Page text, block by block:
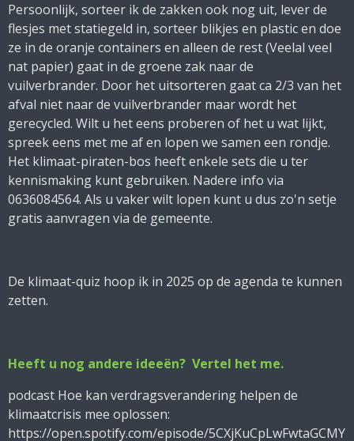
Persoonlijk, sorteer ik de zakken ook nog uit, lever de
flesjes met statiegeld in, sorteer blikjes en plastic en doe
ze in de oranje containers en alleen de rest (Veelal veel
nat papier) gaat in de groene zak naar de
vuilverbrander. Door het uitsorteren gaat ca 2/3 van het
afval niet naar de vuilverbrander maar wordt het
gerecycled. Wilt u het eens proberen of het u wat lijkt,
spreek eens met me af en lopen we samen een rondje.
Het klimaat-piraten-bos heeft enkele sets die u ter
kennismaking kunt gebruiken. Nadere info via
0636084564. Als u vaker wilt lopen kunt u dus zo'n setje
gratis aanvragen via de gemeente.
De klimaat-quiz hoop ik in 2025 op de agenda te kunnen
zetten.
Heeft u nog andere ideeën? Vertel het me.
podcast Hoe kan verdragsverandering helpen de
klimaatcrisis mee oplossen:
https://open.spotify.com/episode/5CXjKuCpLwFwtaGCMY